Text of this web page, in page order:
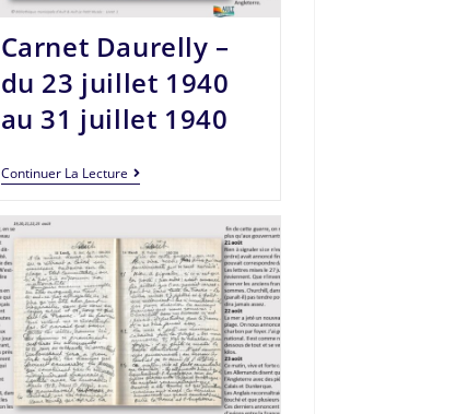
Carnet Daurelly –
du 23 juillet 1940
au 31 juillet 1940
Continuer La Lecture